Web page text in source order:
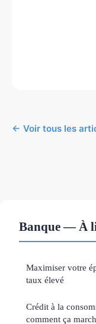
← Voir tous les
Banque — À
Maximiser votre
taux élevé
Crédit à la
comment ça